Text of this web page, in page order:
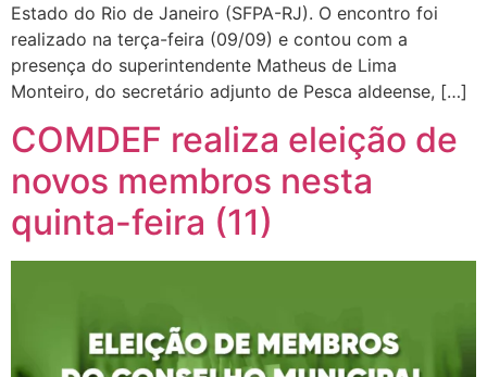
Estado do Rio de Janeiro (SFPA-RJ). O encontro foi
realizado na terça-feira (09/09) e contou com a
presença do superintendente Matheus de Lima
Monteiro, do secretário adjunto de Pesca aldeense, […]
COMDEF realiza eleição de
novos membros nesta
quinta-feira (11)